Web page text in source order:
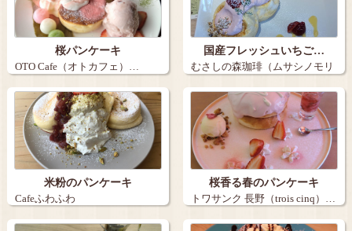
桜パンケーキ
OTO Cafe（オトカフェ）…
国産フレッシュいちご…
むさしの森珈琲（ムサシノモリ
コーヒー）…
米粉のパンケーキ
Cafeふわふわ
桜香る春のパンケーキ
トワサンク 長野（trois cinq）…